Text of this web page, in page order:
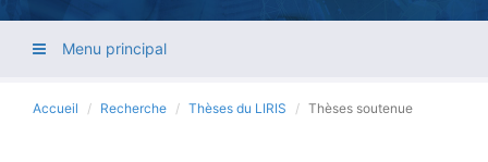
Menu principal
Accueil Recherche Thèses du LIRIS Thèses soutenue